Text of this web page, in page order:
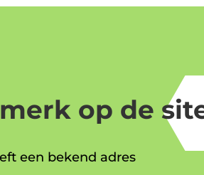
op de
een bekend adres